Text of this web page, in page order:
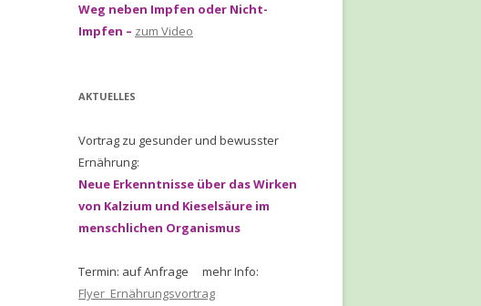
Weg neben Impfen oder Nicht-
Impfen – zum Video
AKTUELLES
Vortrag zu gesunder und bewusster
Ernährung:
Neue Erkenntnisse über das Wirken
von Kalzium und Kieselsäure im
menschlichen Organismus
Termin: auf Anfrage mehr Info:
Flyer_Ernährungsvortrag